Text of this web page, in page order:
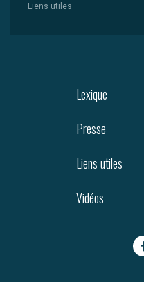
Liens utiles
Lexique
Presse
Liens utiles
Vidéos